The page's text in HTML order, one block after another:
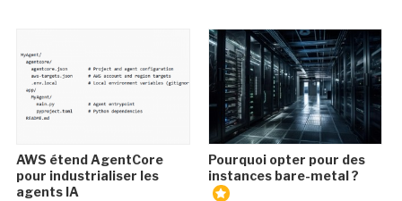
AWS étend AgentCore
pour industrialiser les
agents IA
Pourquoi opter pour des
instances bare-metal ?